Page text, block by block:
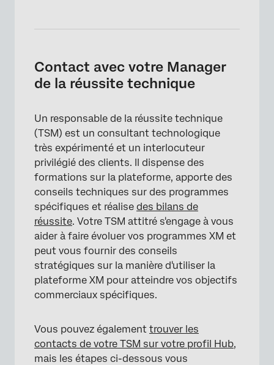
×
Contact avec votre Manager
de la réussite technique
Un responsable de la réussite technique
(TSM) est un consultant technologique
très expérimenté et un interlocuteur
privilégié des clients. Il dispense des
formations sur la plateforme, apporte des
conseils techniques sur des programmes
spécifiques et réalise des bilans de
réussite. Votre TSM attitré s'engage à vous
aider à faire évoluer vos programmes XM et
peut vous fournir des conseils
stratégiques sur la manière d'utiliser la
plateforme XM pour atteindre vos objectifs
commerciaux spécifiques.
Vous pouvez également trouver les
contacts de votre TSM sur votre profil Hub,
mais les étapes ci-dessous vous